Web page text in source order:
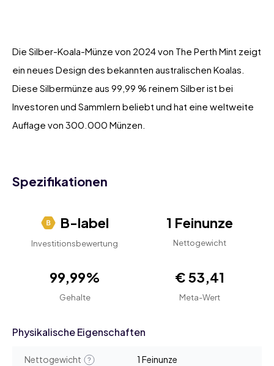
Die Silber-Koala-Münze von 2024 von The Perth Mint zeigt
ein neues Design des bekannten australischen Koalas.
Diese Silbermünze aus 99,99 % reinem Silber ist bei
Investoren und Sammlern beliebt und hat eine weltweite
Auflage von 300.000 Münzen.
Spezifikationen
B-label
Investitionsbewertung
1 Feinunze
Nettogewicht
99,99%
Gehalte
€ 53,41
Meta-Wert
Physikalische Eigenschaften
Nettogewicht 1 Feinunze